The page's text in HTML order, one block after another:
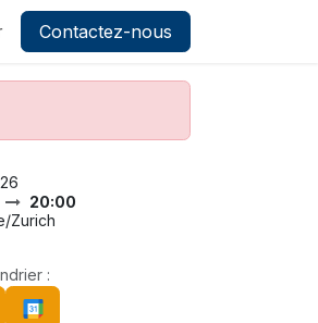
Contactez-nous
20:00
Zurich
: